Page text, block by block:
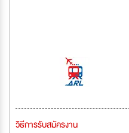
วิธีการรับสมัครงาน